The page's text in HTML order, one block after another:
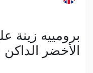
برومييه زينة
الأخضر الداكن